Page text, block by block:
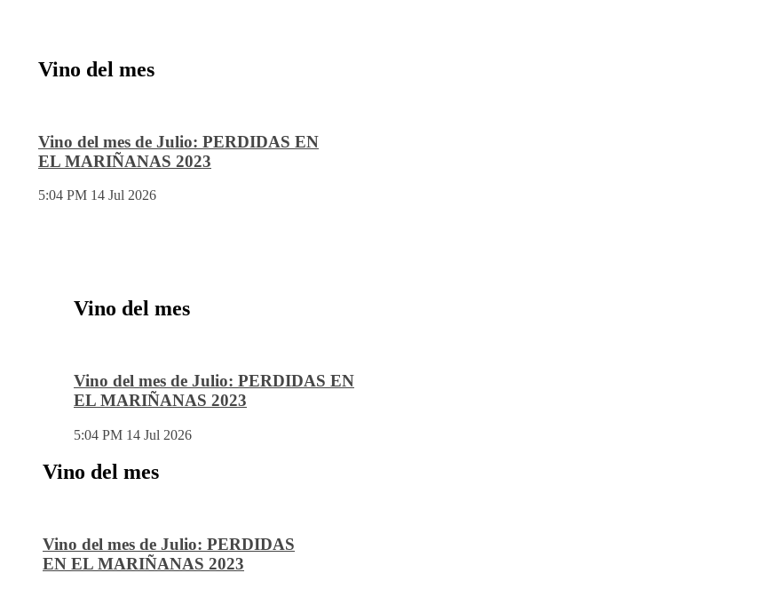
Vino del mes
Vino del mes de Julio: PERDIDAS EN
EL MARIÑANAS 2023
5:04 PM 14 Jul 2026
Vino del mes
Vino del mes de Julio: PERDIDAS EN
EL MARIÑANAS 2023
5:04 PM 14 Jul 2026
Vino del mes
Vino del mes de Julio: PERDIDAS
EN EL MARIÑANAS 2023